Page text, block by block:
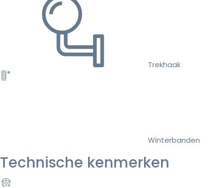
Trekhaak
Winterbanden
Technische kenmerken